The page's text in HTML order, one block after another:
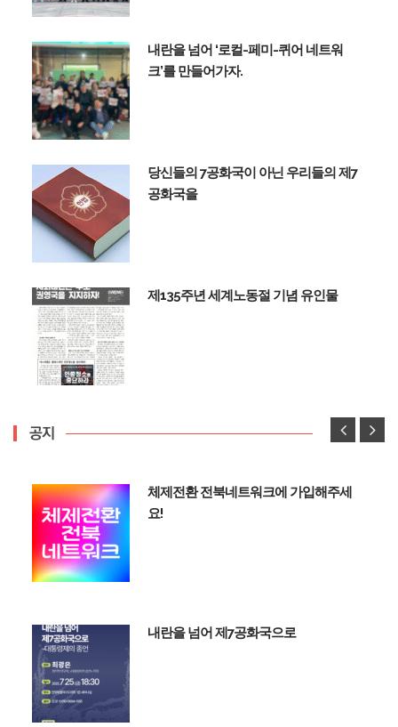
내란을 넘어 ‘로컬-페미-퀴어 네트워
크’를 만들어가자.
당신들의 7공화국이 아닌 우리들의 제7
공화국을
제135주년 세계노동절 기념 유인물
공지
체제전환 전북네트워크에 가입해주세
요!
내란을 넘어 제7공화국으로